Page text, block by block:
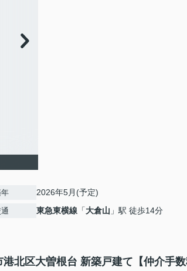
2026年5月(予定)
東急東横線 「大倉山 」駅 徒歩14分
港北区大曽根台 新築戸建て【仲介手